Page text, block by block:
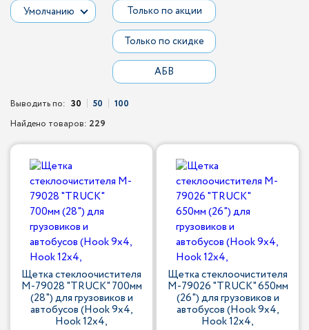
Умолчанию Только по акции
Только по скидке
АБВ
Выводить по: 30 50
100
Найдено товаров: 229
Щетка стеклоочистителя
M-79028 "TRUCK" 700мм
(28") для грузовиков и
автобусов (Hook 9x4,
Hook 12x4,
Щетка стеклоочистителя
M-79026 "TRUCK" 650мм
(26") для грузовиков и
автобусов (Hook 9x4,
Hook 12x4,